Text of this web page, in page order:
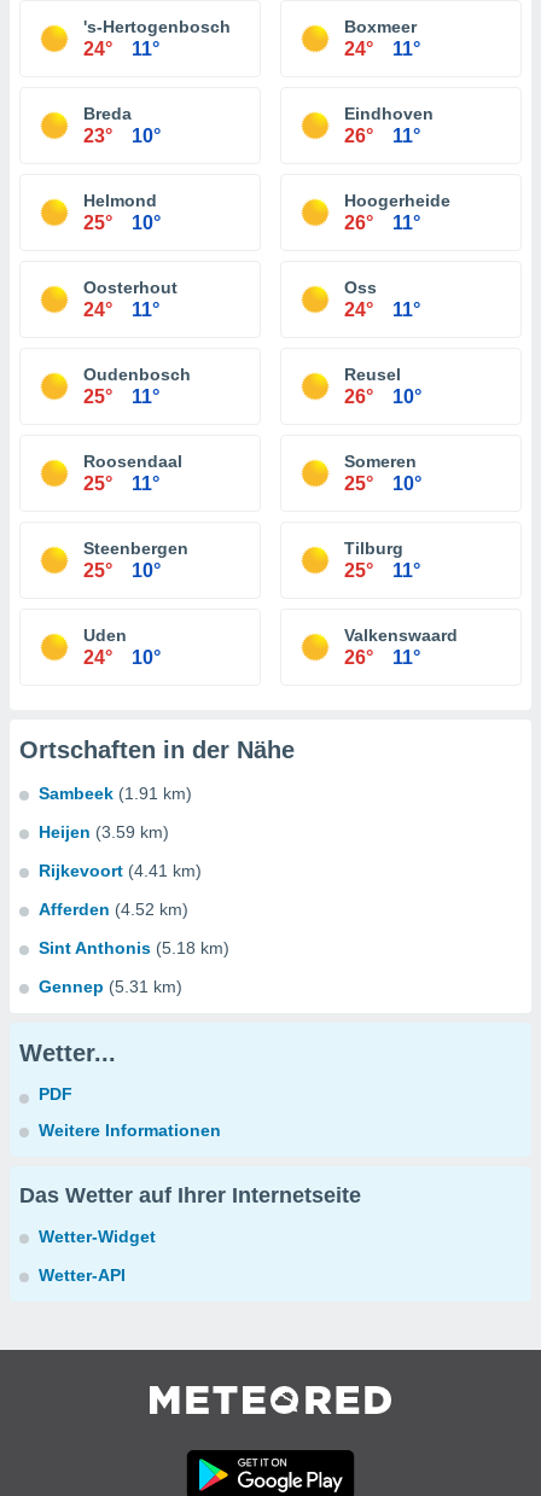
's-Hertogenbosch
24° 11°
Boxmeer
24° 11°
Breda
23° 10°
Eindhoven
26° 11°
Helmond
25° 10°
Hoogerheide
26° 11°
Oosterhout
24° 11°
Oss
24° 11°
Oudenbosch
25° 11°
Reusel
26° 10°
Roosendaal
25° 11°
Someren
25° 10°
Steenbergen
25° 10°
Tilburg
25° 11°
Uden
24° 10°
Valkenswaard
26° 11°
Ortschaften in der Nähe
Sambeek (1.91 km)
Heijen (3.59 km)
Rijkevoort (4.41 km)
Afferden (4.52 km)
Sint Anthonis (5.18 km)
Gennep (5.31 km)
Wetter...
PDF
Weitere Informationen
Das Wetter auf Ihrer Internetseite
Wetter-Widget
Wetter-API